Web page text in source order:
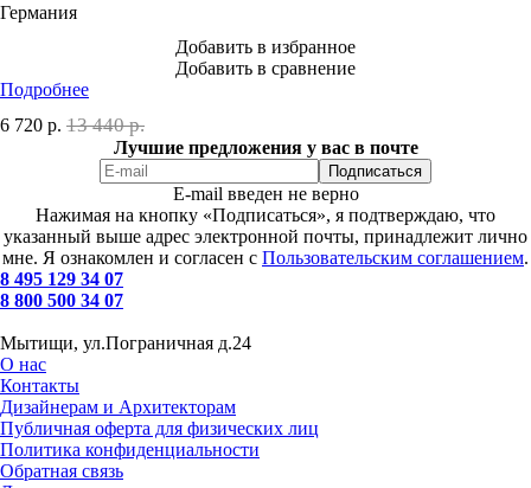
Германия
Добавить в избранное
Добавить в сравнение
Подробнее
6 720 р. 13 440 р.
Лучшие предложения у вас в почте
E-mail введен не верно
Нажимая на кнопку «Подписаться», я подтверждаю, что
указанный выше адрес электронной почты, принадлежит лично
мне. Я ознакомлен и согласен с Пользовательским соглашением.
8 495 129 34 07
8 800 500 34 07
Мытищи, ул.Пограничная д.24
О нас
Контакты
Дизайнерам и Архитекторам
Публичная оферта для физических лиц
Политика конфиденциальности
Обратная связь